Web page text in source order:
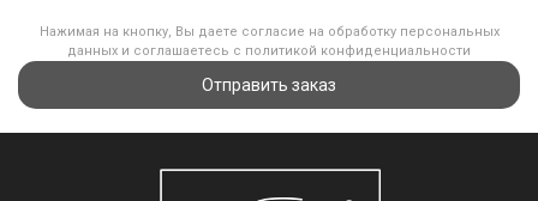
Нажимая на кнопку, Вы даете согласие на обработку персональных
данных и соглашаетесь с политикой конфиденциальности
Отправить заказ